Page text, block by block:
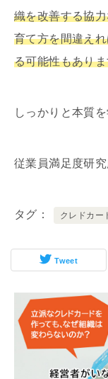
織を改善する協
育て方を間違え
る可能性もあり
しっかりと本質
従業員満足度研
タグ クレドカー
Tweet